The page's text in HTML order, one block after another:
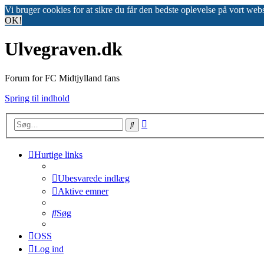
Vi bruger cookies for at sikre du får den bedste oplevelse på vort
OK!
Ulvegraven.dk
Forum for FC Midtjylland fans
Spring til indhold
Søg
Hurtige links
Ubesvarede indlæg
Aktive emner
Søg
OSS
Log ind